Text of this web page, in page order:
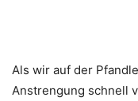
Als wir auf der
Anstrengung schnell